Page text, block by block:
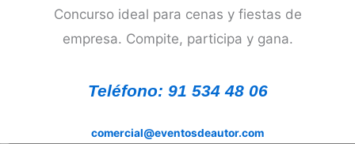
Concurso ideal para cenas y fiestas de
empresa. Compite, participa y gana.
Teléfono: 91 534 48 06
comercial@eventosdeautor.com